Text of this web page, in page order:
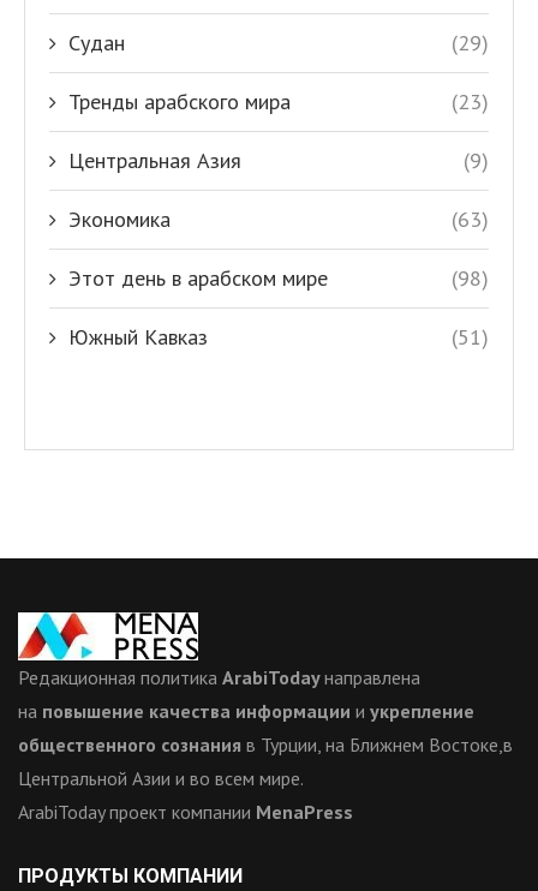
Судан (29)
Тренды арабского мира (23)
Центральная Азия (9)
Экономика (63)
Этот день в арабском мире (98)
Южный Кавказ (51)
Редакционная политика ArabiTodayнаправлена
на повышение качества информации и укрепление
общественного сознания в Турции, на Ближнем Востоке,в
Центральной Азии и во всем мире.
ArabiToday проект компании MenaPress
ПРОДУКТЫ КОМПАНИИ